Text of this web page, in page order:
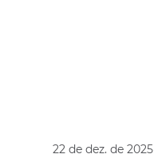
22 de dez. de 2025